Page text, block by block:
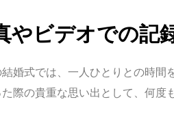
やビデオでの記
婚式では、一人ひとりとの時
際の貴重な思い出として、何度